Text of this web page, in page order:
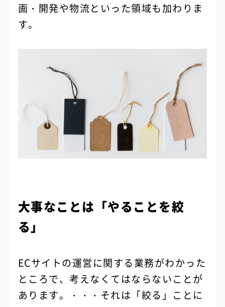
画・開発や物流といった領域も加わりま
す。
大事なことは「やることを絞
る」
ECサイトの運営に関する業務がわかった
ところで、考えなくてはならないことが
あります。・・・それは「絞る」ことに